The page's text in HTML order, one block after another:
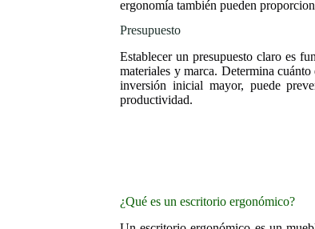
ergonomía también pueden
Presupuesto
Establecer un presupuesto claro es
materiales y marca. Determina
inversión inicial mayor, puede
productividad.
¿Qué es un escritorio ergonómico?